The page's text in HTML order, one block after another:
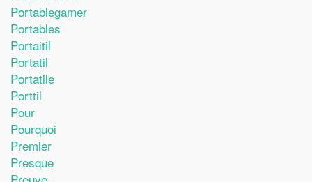
Portablegamer
Portables
Portaitil
Portatil
Portatile
Porttil
Pour
Pourquoi
Premier
Presque